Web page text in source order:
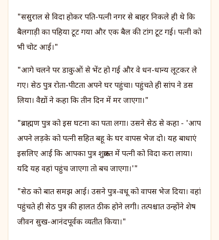
"ससुराल से विदा होकर पति-पत्नी नगर से बाहर निकले ही थे कि
बैलगाड़ी का पहिया टूट गया और एक बैल की टांग टूट गई। पत्नी को
भी चोट आई।"
"आगे चलने पर डाकुओं से भेंट हो गई और वे धन-धान्य लूटकर ले
गए। सेठ पुत्र रोता-पीटता अपने घर पहुंचा। पहुंचते ही सांप ने डस
लिया। वैद्यों ने कहा कि तीन दिन में मर जाएगा।"
"ब्राह्मण पुत्र को इस घटना का पता लगा। उसने सेठ से कहा - 'आप
अपने लड़के को पत्नी सहित बहू के घर वापस भेज दो। यह बाधाएं
इसलिए आईं कि आपका पुत्र शुक्रास्त में पत्नी को विदा करा लाया।
यदि यह वहां पहुंच जाएगा तो बच जाएगा।'"
"सेठ को बात समझ आई। उसने पुत्र-वधू को वापस भेज दिया। वहां
पहुंचते ही सेठ पुत्र की हालत ठीक होने लगी। तत्पश्चात उन्होंने शेष
जीवन सुख-आनंदपूर्वक व्यतीत किया।"